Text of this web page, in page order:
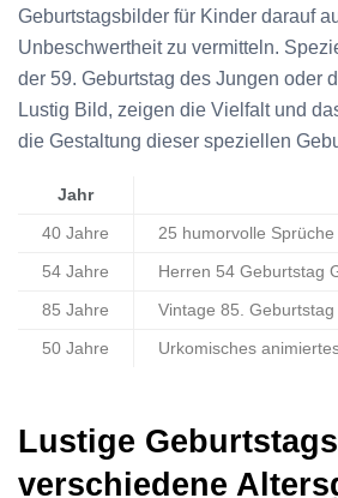
Geburtstagsbilder für Kinder darauf
Unbeschwertheit zu vermitteln.
der 59. Geburtstag des Jungen oder
Lustig Bild, zeigen die Vielfalt und
die Gestaltung dieser speziellen
Jahr
40 Jahre 25 humorvolle
54 Jahre Herren 54 Geburtstag
85 Jahre Vintage 85. Geburtstag
50 Jahre Urkomisches
Lustige
verschiedene